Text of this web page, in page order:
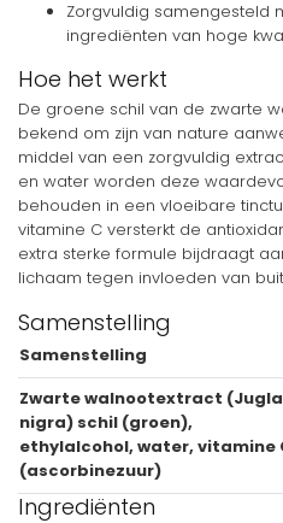
Zorgvuldig samengesteld
ingrediënten van hoge
Hoe het werkt
De groene schil van de zwarte
bekend om zijn van nature
middel van een zorgvuldig
en water worden deze
behouden in een vloeibare
vitamine C versterkt de
extra sterke formule bijdraagt
lichaam tegen invloeden van
Samenstelling
Samenstelling
Zwarte walnootextract
nigra) schil (groen),
ethylalcohol, water, vitamine
(ascorbinezuur)
Ingrediënten